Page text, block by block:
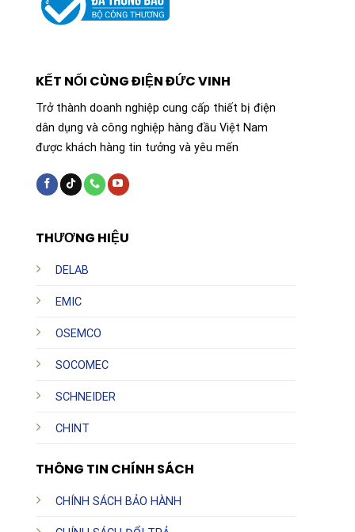
THƯƠNG HIỆU
DELAB
EMIC
OSEMCO
SOCOMEC
SCHNEIDER
CHINT
THÔNG TIN CHÍNH SÁCH
CHÍNH SÁCH BẢO HÀNH
KẾT NỐI CÙNG ĐIỆN ĐỨC VINH
Trở thành doanh nghiệp cung cấp thiết bị điện
dân dụng và công nghiệp hàng đầu Việt Nam
được khách hàng tin tưởng và yêu mến